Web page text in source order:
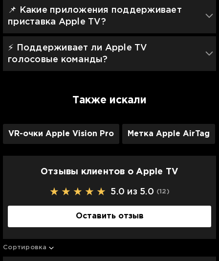
📌 Какие приложения поддерживает
приставка Apple TV?
⚡️ Поддерживает ли Apple TV
голосовые команды?
Также искали
VR-очки Apple Vision Pro Метка Apple AirTag
Отзывы клиентов о Apple TV
5.0 из 5.0 (12 )
Оставить отзыв
Сортировка